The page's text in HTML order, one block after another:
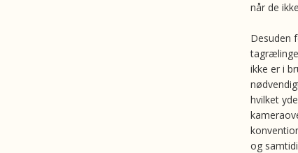
når de
Desuden
ikke er i
hvilket
og